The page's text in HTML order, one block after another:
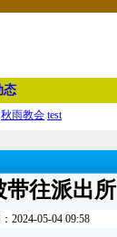
态
秋雨教会 test
带往派出所
2024-05-04 09:58